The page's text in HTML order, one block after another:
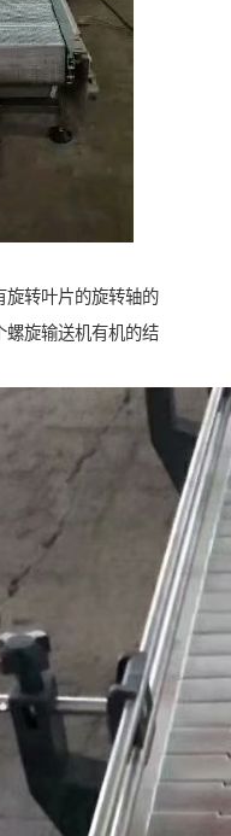
旋转叶片的旋转轴的
螺旋输送机有机的结